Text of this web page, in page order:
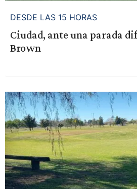
DESDE LAS 15 HORAS
Ciudad, ante una parada
Brown